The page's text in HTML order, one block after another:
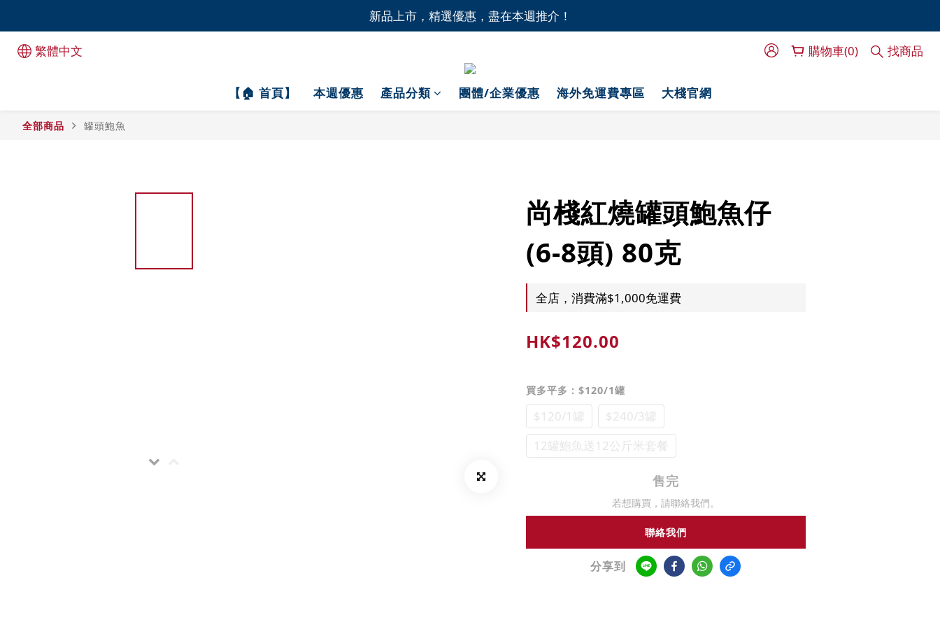
全港11間門市自取無門檻，買滿HK$1,000即享本地免費送貨上門服務！
新品上市，精選優惠，盡在本週推介！
繁體中文 購物車(0) 找商品
【🏠 首頁】 本週優惠 產品分類 團體/企業優惠 海外免運費專區 大棧官網
全部商品 罐頭鮑魚
尚棧紅燒罐頭鮑魚仔
(6-8頭) 80克
全店，消費滿$1,000免運費
HK$120.00
買多平多 : $120/1罐
$120/1罐
$240/3罐
12罐鮑魚送12公斤米套餐
售完
若想購買，請聯絡我們。
聯絡我們
分享到